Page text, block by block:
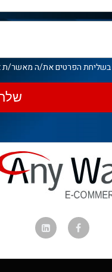
בשליחת הפרטים את/ה מאשר/